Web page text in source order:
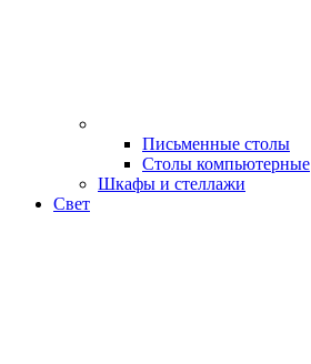
Письменные столы
Столы компьютерные
Шкафы и стеллажи
Свет